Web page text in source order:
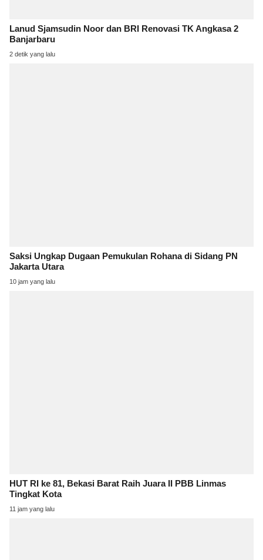
Lanud Sjamsudin Noor dan BRI Renovasi TK Angkasa 2
Banjarbaru
2 detik yang lalu
Saksi Ungkap Dugaan Pemukulan Rohana di Sidang PN
Jakarta Utara
10 jam yang lalu
HUT RI ke 81, Bekasi Barat Raih Juara II PBB Linmas
Tingkat Kota
11 jam yang lalu